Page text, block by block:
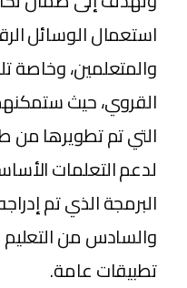
استعمال الوسائل
والمتعلمين، وخاصة
القروي، حيث
التي تم تطويرها من
لدعم التعلمات
البرمجة الذي تم
والسادس من التعليم
تطبيقات عامة.